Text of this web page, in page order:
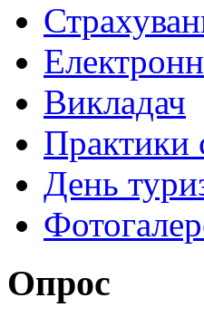
Викладач
Практики
День
Опрос